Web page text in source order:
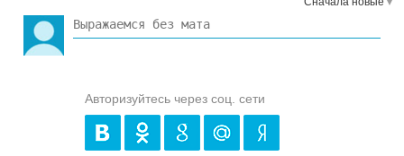
Авторизуйтесь через соц. сети